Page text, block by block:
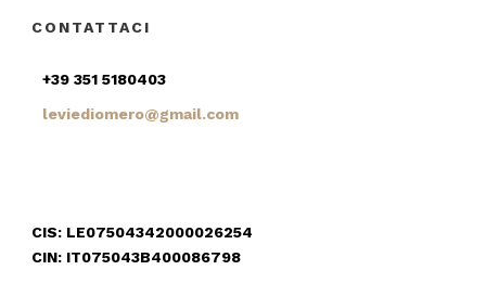
CONTATTACI
+39 351 5180403
leviediomero@gmail.com
CIS: LE07504342000026254
CIN: IT075043B400086798